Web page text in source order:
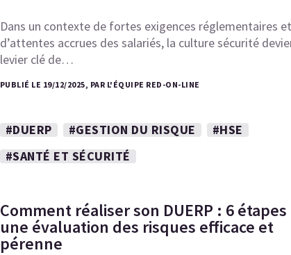
Dans un contexte de fortes exigences réglementaires et
d’attentes accrues des salariés, la culture sécurité
levier clé de…
PUBLIÉ LE 19/12/2025, PAR L'ÉQUIPE RED-ON-LINE
#DUERP #GESTION DU RISQUE
#HSE
#SANTÉ ET SÉCURITÉ
Comment réaliser son DUERP : 6
une évaluation des risques efficace et
pérenne